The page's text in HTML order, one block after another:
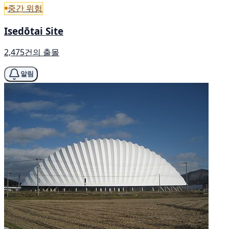
중간 위험
Isedōtai Site
2,475건의 출몰
알림